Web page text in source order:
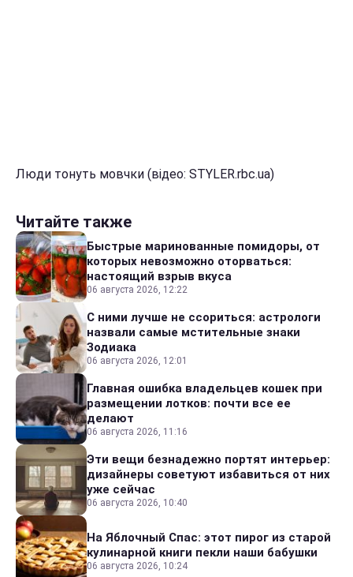
Люди тонуть мовчки (відео: STYLER.rbc.ua)
Читайте также
Быстрые маринованные помидоры, от
которых невозможно оторваться:
настоящий взрыв вкуса
06 августа 2026, 12:22
С ними лучше не ссориться: астрологи
назвали самые мстительные знаки
Зодиака
06 августа 2026, 12:01
Главная ошибка владельцев кошек при
размещении лотков: почти все ее
делают
06 августа 2026, 11:16
Эти вещи безнадежно портят интерьер:
дизайнеры советуют избавиться от них
уже сейчас
06 августа 2026, 10:40
На Яблочный Спас: этот пирог из старой
кулинарной книги пекли наши бабушки
06 августа 2026, 10:24